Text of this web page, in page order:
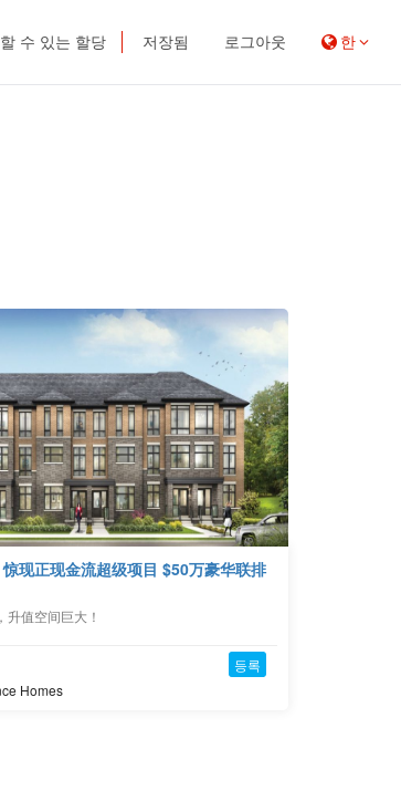
수 있는 할당 저장됨 로그아웃 한
现正现金流超级项目 $50万豪华联排
值空间巨大！
Homes
등록